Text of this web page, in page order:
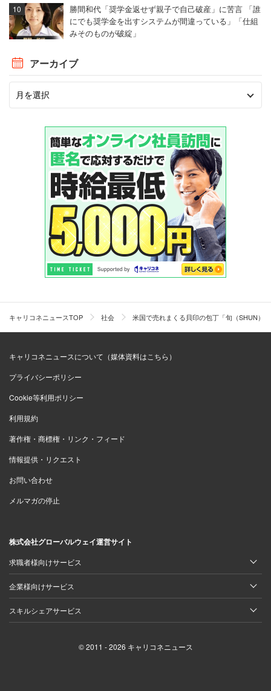
勝間和代「奨学金返せず親子で自己破産」に苦言 「誰
にでも奨学金を出すシステムが間違っている」「仕組
みそのものが破綻」
アーカイブ
キャリコネニュースTOP 社会 米国で売れまくる貝印の包丁「旬（SHUN）
キャリコネニュースについて（媒体資料はこちら）
プライバシーポリシー
Cookie等利用ポリシー
利用規約
著作権・商標権・リンク・フィード
情報提供・リクエスト
お問い合わせ
メルマガの停止
株式会社グローバルウェイ運営サイト
求職者様向けサービス
企業様向けサービス
スキルシェアサービス
© 2011 - 2026 キャリコネニュース